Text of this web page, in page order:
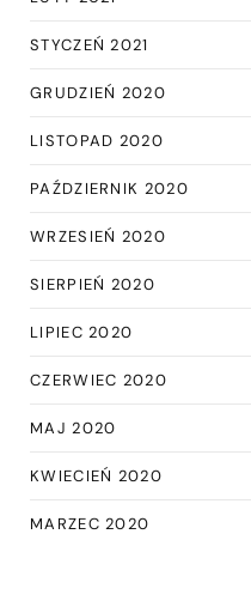
STYCZEŃ 2021
GRUDZIEŃ 2020
LISTOPAD 2020
PAŹDZIERNIK 2020
WRZESIEŃ 2020
SIERPIEŃ 2020
LIPIEC 2020
CZERWIEC 2020
MAJ 2020
KWIECIEŃ 2020
MARZEC 2020